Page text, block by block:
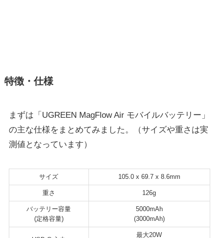
特徴・仕様
まずは「UGREEN MagFlow Air モバイルバッテリー」
の主な仕様をまとめてみました。（サイズや重さは実
測値となっています）
サイズ 105.0 x 69.7 x 8.6mm
重さ 126g
バッテリー容量
(定格容量)
5000mAh
(3000mAh)
最大20W